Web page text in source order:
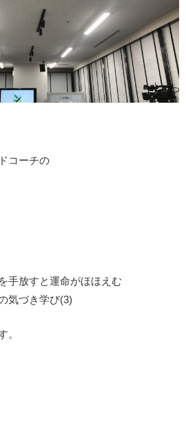
コーチの
手放すと運命がほほえむ
気づき学び(3)
。